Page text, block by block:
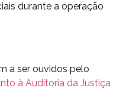
durante a operação
a ser ouvidos pelo
à Auditoria da Justiça